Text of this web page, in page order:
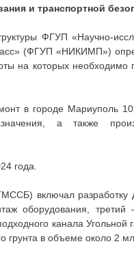
и транспортной
ФГУП «Научно-
(ФГУП «НИКИМП»)
на которых необходимо
в городе Мариуполь
а также
года.
включал разработку
оборудования, третий
канала Угольной
грунта в объеме около 2